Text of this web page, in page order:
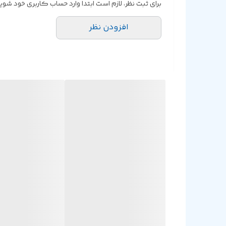
برای ثبت نظر، لازم است ابتدا وارد حساب کاربری خود
افزودن نظر